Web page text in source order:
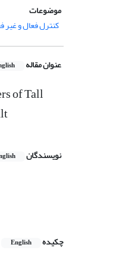
موضوعات
کنترل فعال و غیر
عنوان مقاله
of Tall
نویسندگان
چکیده
English